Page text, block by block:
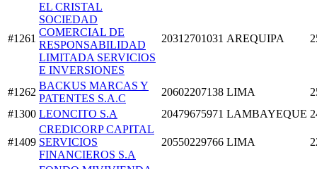
#1261
EL CRISTAL
SOCIEDAD
COMERCIAL DE
RESPONSABILIDAD
LIMITADA SERVICIOS
E INVERSIONES
20312701031 AREQUIPA
#1262
BACKUS MARCAS Y
PATENTES S.A.C
20602207138 LIMA
#1300 LEONCITO S.A 20479675971 LAMBAYEQUE
#1409
CREDICORP CAPITAL
SERVICIOS
FINANCIEROS S.A
20550229766 LIMA